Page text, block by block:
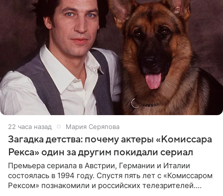
22 часа назад Мария Серяпова
Загадка детства: почему актеры «Комиссара
Рекса» один за другим покидали сериал
Премьера сериала в Австрии, Германии и Италии
состоялась в 1994 году. Спустя пять лет с «Комиссаром
Рексом» познакомили и российских телезрителей.